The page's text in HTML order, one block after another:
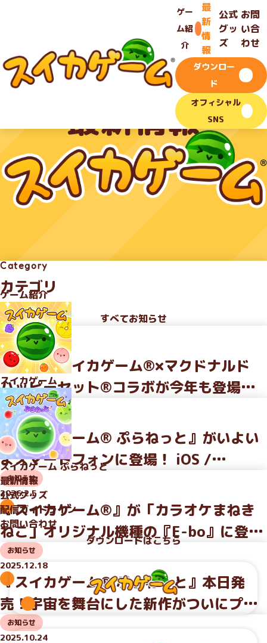
ゲー
ム紹
介
最
新
情
報
公式
グッ
ズ
お問
い合
わせ
ダウンロー
ド
オフィシャル
SNS
ゲーム紹介
スイカゲーム
スイカゲーム ぷらねっと
最新情報
公式グッズ
配信ガイドライン
お問い合わせ
ダウンロードはこちら
TOP - 最新情報
News
最新情報
Category
カテゴリ
すべてお知らせ
お知らせ
2026.4.3
大好評のスイカゲーム®×マクドナルド
ハッピーセット®コラボが今年も登場！
サンリオキャラクターズがかわいく“シン
カ”するオリジナルゲームを配信 ～おも
ちゃごとに異なるキャラクターデザイン
と“ひみつのおもちゃ”限定ゲームも～
お知らせ
2026.3.12
『スイカゲーム® ぷらねっと』がいよい
よスマートフォンに登場！ iOS /
Android 向けに本日配信開始。 タッチ操
作×円形ステージの新体験を、いつでもど
こでも
お知らせ
2026.2.5
『スイカゲーム®』が「カラオケまねき
ねこ」オリジナル機種の『E-bo』に登
場！ 2人プレイモードや限定デザインも
楽しめるコラボが始動。リリースを記念
した、期間限定の 無料プレイキャンペー
ンを実施！〜歌って、作って、盛り上が
る！全国のまねきねこで「スイカゲー
お知らせ
2025.12.18
『スイカゲーム® ぷらねっと』本日発
売！宇宙を舞台にした新作がついにプレ
イ可能に〜Nintendo Switch 2 /
お知らせ
2025.10.24